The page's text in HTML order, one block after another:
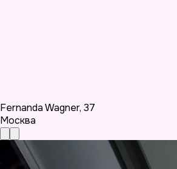
Fernanda Wagner, 37
Москва